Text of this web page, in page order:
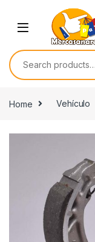
Skip to navigation
Search for:
Home Vehículo